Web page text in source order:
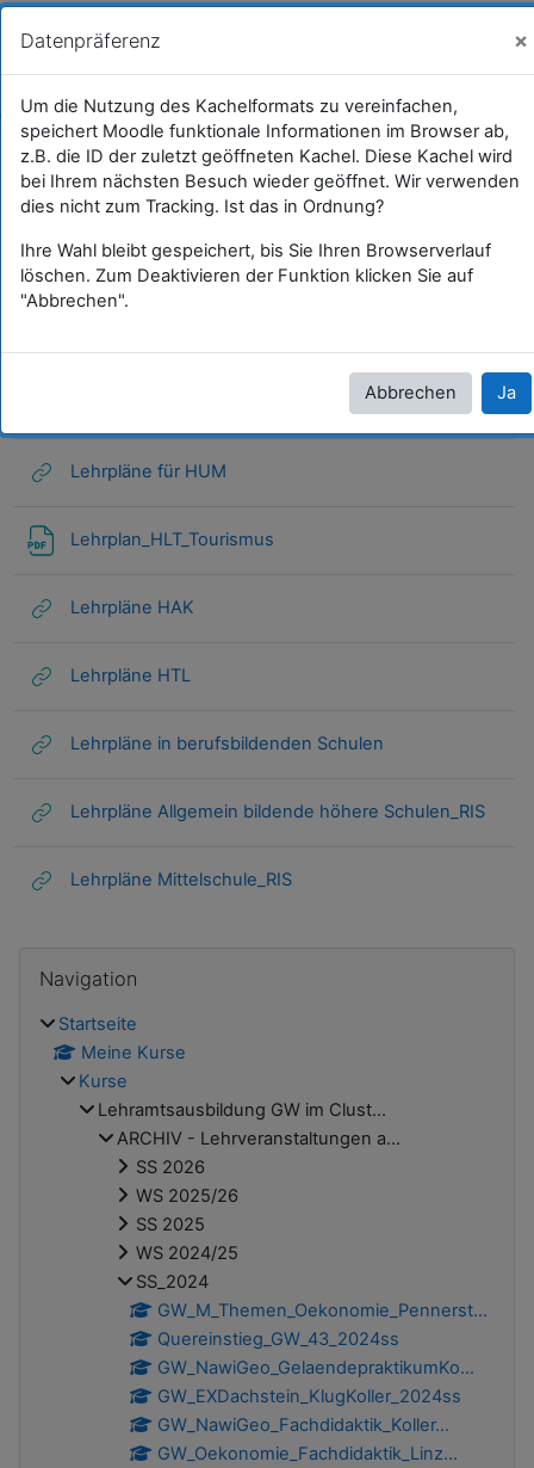
Zum Hauptinhalt
GWB
Lehrpläne
Startseite Kurse Lehramtsausbildung GW im Clust... ARCHIV - Lehrveranstaltungen a... SS_2024 GW_BegleitLV_Bachelorpraktikum...
Lehrpläne
Lehrpläne für HUM
Lehrplan_HLT_Tourismus
Lehrpläne HAK
Lehrpläne HTL
Lehrpläne in berufsbildenden Schulen
Lehrpläne Allgemein bildende höhere Schulen_RIS
Lehrpläne Mittelschule_RIS
Navigation
Startseite
Meine Kurse
Kurse
Lehramtsausbildung GW im Clust...
ARCHIV - Lehrveranstaltungen a...
SS 2026
WS 2025/26
SS 2025
WS 2024/25
SS_2024
GW_M_Themen_Oekonomie_Pennerst...
Quereinstieg_GW_43_2024ss
GW_NawiGeo_GelaendepraktikumKo...
GW_EXDachstein_KlugKoller_2024ss
GW_NawiGeo_Fachdidaktik_Koller...
GW_Oekonomie_Fachdidaktik_Linz...
Datenpräferenz ×
Um die Nutzung des Kachelformats zu vereinfachen,
speichert Moodle funktionale Informationen im Browser ab,
z.B. die ID der zuletzt geöffneten Kachel. Diese Kachel wird
bei Ihrem nächsten Besuch wieder geöffnet. Wir verwenden
dies nicht zum Tracking. Ist das in Ordnung?
Ihre Wahl bleibt gespeichert, bis Sie Ihren Browserverlauf
löschen. Zum Deaktivieren der Funktion klicken Sie auf
"Abbrechen".
Abbrechen Ja